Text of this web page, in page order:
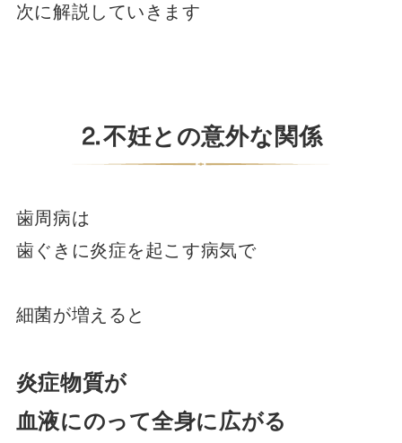
次に解説していきます
⒉不妊との意外な関係
歯周病は
歯ぐきに炎症を起こす病気で
細菌が増えると
炎症物質が
血液にのって全身に広がる